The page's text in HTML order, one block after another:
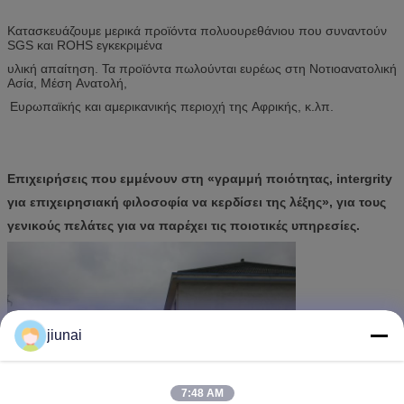
Κατασκευάζουμε μερικά προϊόντα πολυουρεθάνιου που συναντούν
SGS και ROHS εγκεκριμένα
υλική απαίτηση. Τα προϊόντα πωλούνται ευρέως στη Νοτιοανατολική
Ασία, Μέση Ανατολή,
Ευρωπαϊκής και αμερικανικής περιοχή της Αφρικής, κ.λπ.
Επιχειρήσεις που εμμένουν στη «γραμμή ποιότητας, intergrity
για επιχειρησιακή φιλοσοφία να κερδίσει της λέξης», για τους
γενικούς πελάτες για να παρέχει τις ποιοτικές υπηρεσίες.
jiunai
7:48 AM